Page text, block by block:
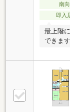
南
即入
最上階
できま